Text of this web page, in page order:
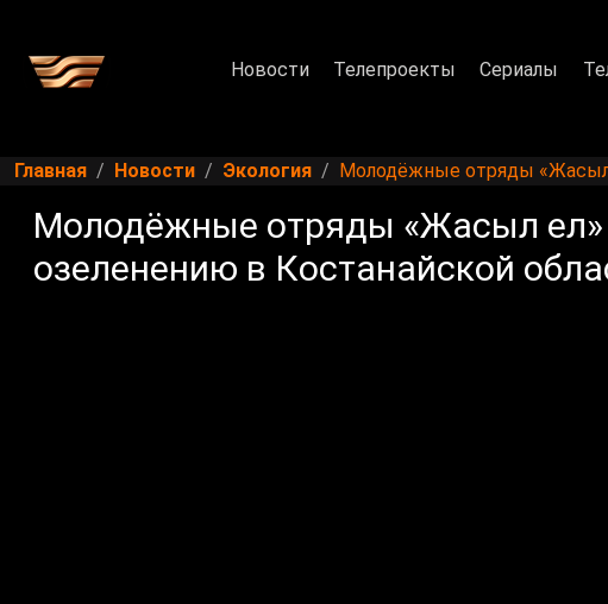
Новости Телепроекты Сериалы
Главная Новости Экология Молодёжные отряды «Жасыл
Молодёжные отряды «Жасыл ел»
озеленению в Костанайской